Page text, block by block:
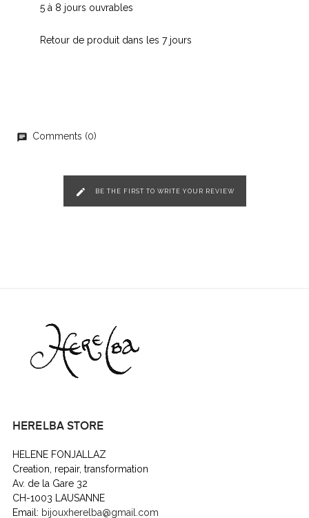
5 à 8 jours ouvrables
Retour de produit dans les 7 jours
chat Comments (0)
edit BE THE FIRST TO WRITE YOUR REVIEW
HERELBA STORE
HELENE FONJALLAZ
Creation, repair, transformation
Av. de la Gare 32
CH-1003 LAUSANNE
Email: bijouxherelba@gmail.com